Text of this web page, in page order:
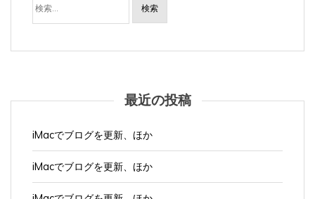
最近の投稿
iMacでブログを更新、ほか
iMacでブログを更新、ほか
iMacでブログを更新、ほか